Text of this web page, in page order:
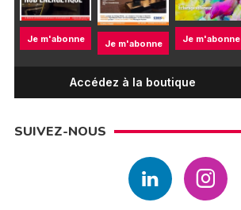
Je m'abonne Je m'abonne Je m'abonne
Accédez à la boutique
SUIVEZ-NOUS